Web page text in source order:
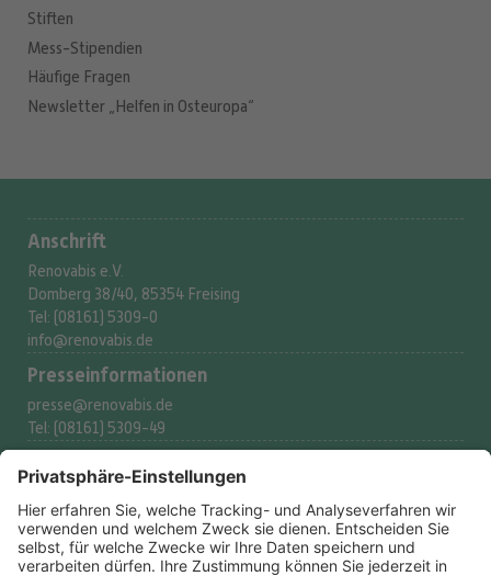
Stiften
Mess-Stipendien
Häufige Fragen
Newsletter „Helfen in Osteuropa“
Anschrift
Renovabis e.V.
Domberg 38/40, 85354 Freising
Tel: (08161) 5309-0
info@renovabis.de
Presse­informationen
presse@renovabis.de
Tel: (08161) 5309-49
spenden@renovabis.de
Tel: (08161) 5309-53
Spendenkonto